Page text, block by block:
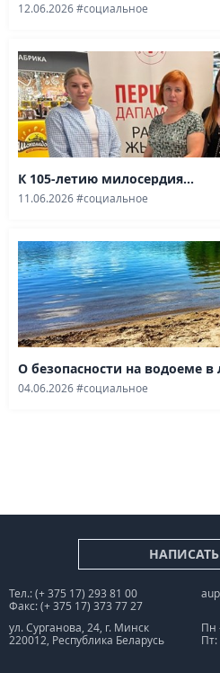
12.06.2026#социальное
К 105-летию милосердия...
11.06.2026#социальное
О безопасности на водоеме
04.06.2026#социальное
Тел.: (+ 375 17) 293 81 00
Факс: (+ 375 17) 373 77 27
ул. Сурганова, 24, г. Минск
220012, Республика Беларусь
Пн
Пт: